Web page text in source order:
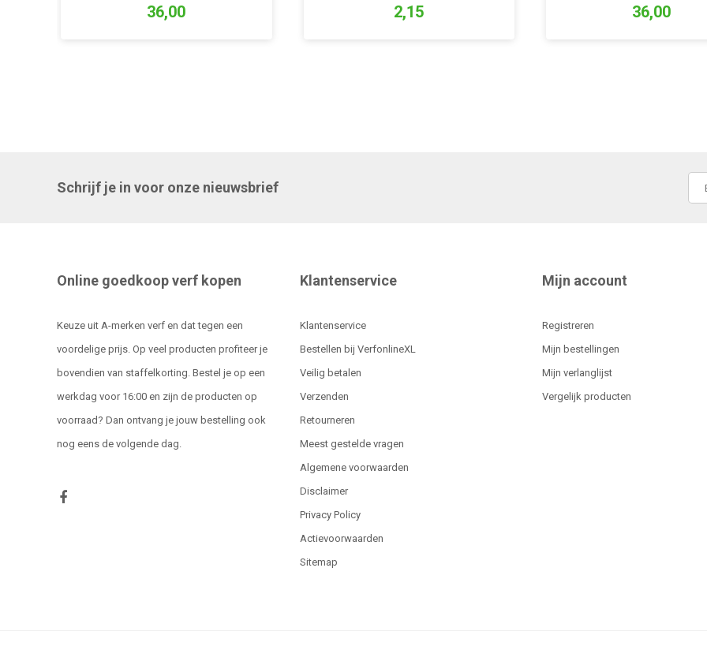
36,00 2,15 36,00
Schrijf je in voor onze nieuwsbrief
Online goedkoop verf kopen
Keuze uit A-merken verf en dat tegen een
voordelige prijs. Op veel producten profiteer je
bovendien van staffelkorting. Bestel je op een
werkdag voor 16:00 en zijn de producten op
voorraad? Dan ontvang je jouw bestelling ook
nog eens de volgende dag.
Klantenservice
Klantenservice
Bestellen bij VerfonlineXL
Veilig betalen
Verzenden
Retourneren
Meest gestelde vragen
Algemene voorwaarden
Disclaimer
Privacy Policy
Actievoorwaarden
Sitemap
Mijn account
Registreren
Mijn bestellingen
Mijn verlanglijst
Vergelijk producten